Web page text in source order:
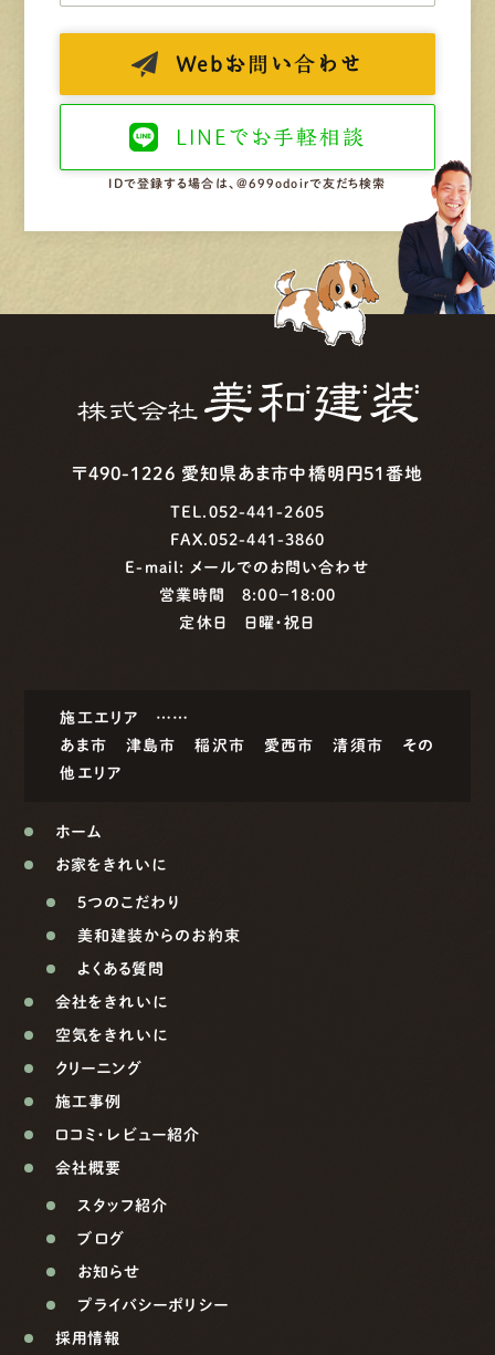
Web お問い合わせ
LINEで お手軽相談
IDで登録する場合は、@699odoirで友だち検索
〒490-1226 愛知県あま市中橋明円51番地
TEL.052-441-2605
FAX.052-441-3860
E-mail: メールでのお問い合わせ
営業時間 8:00−18:00
定休日 日曜・祝日
施工エリア ……
あま市
津島市 稲沢市 愛西市 清須市
その
他エリア
ホーム
お家をきれいに
5つのこだわり
美和建装からのお約束
よくある質問
会社をきれいに
空気をきれいに
クリーニング
施工事例
口コミ・レビュー紹介
会社概要
スタッフ紹介
ブログ
お知らせ
プライバシーポリシー
採用情報